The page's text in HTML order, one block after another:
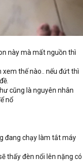
này mà mất nguồn thì
xem thế nào.. nếu đứt thì
cũng là nguyên nhân
nổ
đang chạy làm tắt máy
thấy đèn nổi lên nặng có